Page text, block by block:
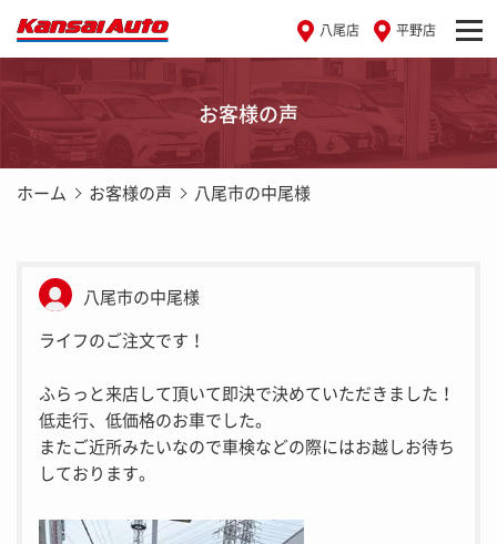
八尾店 平野店
お客様の声
ホーム お客様の声 八尾市の中尾様
八尾市の中尾様
ライフのご注文です！
ふらっと来店して頂いて即決で決めていただきました！
低走行、低価格のお車でした。
またご近所みたいなので車検などの際にはお越しお待ち
しております。